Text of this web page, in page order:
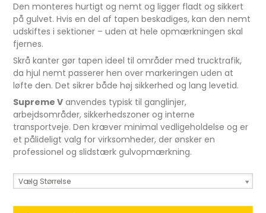
Den monteres hurtigt og nemt og ligger fladt og sikkert
på gulvet. Hvis en del af tapen beskadiges, kan den nemt
udskiftes i sektioner – uden at hele opmærkningen skal
fjernes.
Skrå kanter gør tapen ideel til områder med trucktrafik,
da hjul nemt passerer hen over markeringen uden at
løfte den. Det sikrer både høj sikkerhed og lang levetid.
Supreme V anvendes typisk til ganglinjer,
arbejdsområder, sikkerhedszoner og interne
transportveje. Den kræver minimal vedligeholdelse og er
et pålideligt valg for virksomheder, der ønsker en
professionel og slidstærk gulvopmærkning.
Vælg Størrelse